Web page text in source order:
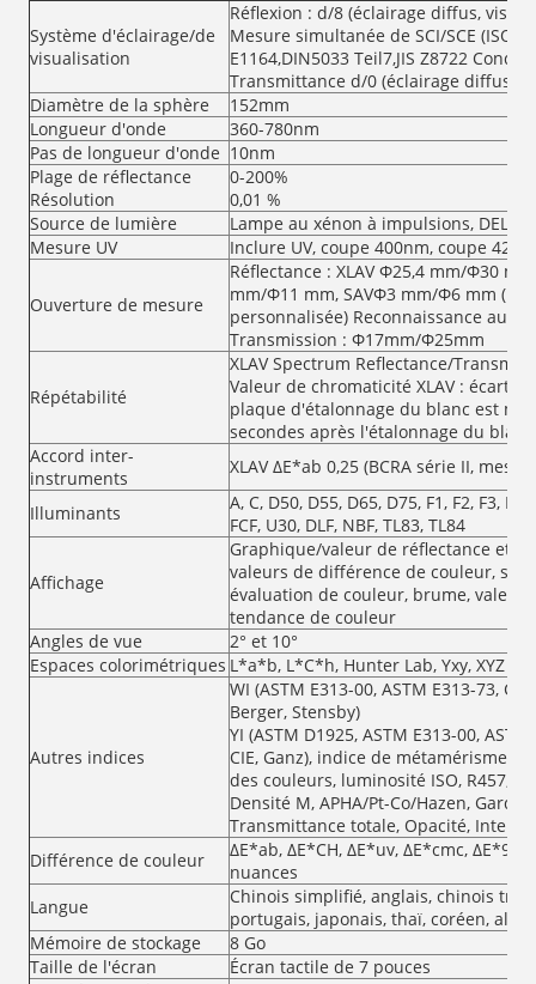
Système d'éclairage/de
visualisation
Réflexion : d/8 (éclairage diffus,
Mesure simultanée de SCI/SCE
E1164,DIN5033 Teil7,JIS Z8722
Transmittance d/0 (éclairage diffus,
Diamètre de la sphère
152mm
Longueur d'onde
360-780nm
Pas de longueur d'onde 10nm
Plage de réflectance
Résolution
0-200%
0,01 %
Source de lumière
Lampe au xénon à impulsions, DEL
Mesure UV
Inclure UV, coupe 400nm, coupe
Ouverture de mesure
Réflectance : XLAV Φ25,4 mm/Φ30
mm/Φ11 mm, SAVΦ3 mm/Φ6 mm (la
personnalisée) Reconnaissance
Transmission : Φ17mm/Φ25mm
Répétabilité
XLAV Spectrum Reflectance/
Valeur de chromaticité XLAV : écart
plaque d'étalonnage du blanc est
secondes après l'étalonnage du blanc
Accord inter-
instruments
XLAV ΔE*ab 0,25 (BCRA série II,
Illuminants
A, C, D50, D55, D65, D75, F1, F2, F3, F4,
FCF, U30, DLF, NBF, TL83, TL84
Affichage
Graphique/valeur de réflectance et
valeurs de différence de couleur,
évaluation de couleur, brume,
tendance de couleur
Angles de vue
2° et 10°
Espaces colorimétriques L*a*b, L*C*h, Hunter Lab, Yxy, XYZ
Autres indices
WI (ASTM E313-00, ASTM E313-73,
Berger, Stensby)
YI (ASTM D1925, ASTM E313-00,
CIE, Ganz), indice de métamérisme
des couleurs, luminosité ISO, R457,
Densité M, APHA/Pt-Co/Hazen,
Transmittance totale, Opacité,
Différence de couleur
ΔE*ab, ΔE*CH, ΔE*uv, ΔE*cmc, ΔE*94,
nuances
Langue
Chinois simplifié, anglais, chinois
portugais, japonais, thaï, coréen,
Mémoire de stockage
8 Go
Taille de l'écran
Écran tactile de 7 pouces